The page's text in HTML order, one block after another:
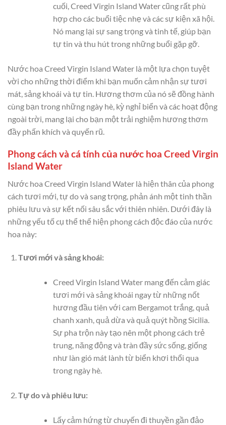
cuối, Creed Virgin Island Water cũng rất phù
hợp cho các buổi tiệc nhẹ và các sự kiện xã hội.
Nó mang lại sự sang trọng và tinh tế, giúp bạn
tự tin và thu hút trong những buổi gặp gỡ.
Nước hoa Creed Virgin Island Water là một lựa chọn tuyệt
vời cho những thời điểm khi bạn muốn cảm nhận sự tươi
mát, sảng khoái và tự tin. Hương thơm của nó sẽ đồng hành
cùng bạn trong những ngày hè, kỳ nghỉ biển và các hoạt động
ngoài trời, mang lại cho bạn một trải nghiệm hương thơm
đầy phấn khích và quyến rũ.
Phong cách và cá tính của nước hoa Creed Virgin
Island Water
Nước hoa Creed Virgin Island Water là hiện thân của phong
cách tươi mới, tự do và sang trọng, phản ánh một tinh thần
phiêu lưu và sự kết nối sâu sắc với thiên nhiên. Dưới đây là
những yếu tố cụ thể thể hiện phong cách độc đáo của nước
hoa này:
Tươi mới và sảng khoái:
Creed Virgin Island Water mang đến cảm giác
tươi mới và sảng khoái ngay từ những nốt
hương đầu tiên với cam Bergamot trắng, quả
chanh xanh, quả dừa và quả quýt hồng Sicilia.
Sự pha trộn này tạo nên một phong cách trẻ
trung, năng động và tràn đầy sức sống, giống
như làn gió mát lành từ biển khơi thổi qua
trong ngày hè.
Tự do và phiêu lưu:
Lấy cảm hứng từ chuyến đi thuyền gần đảo